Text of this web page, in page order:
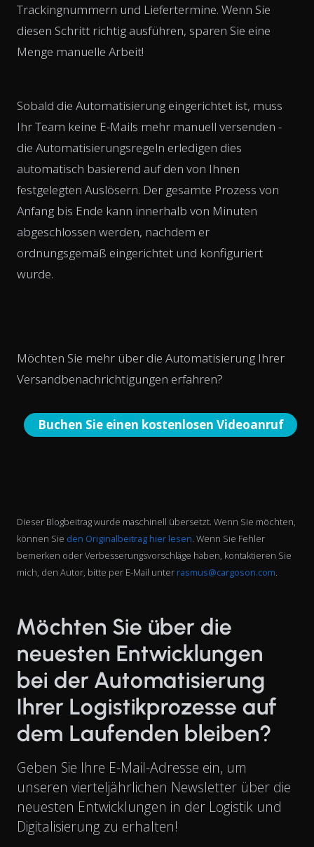
Trackingnummern und Liefertermine. Wenn Sie
diesen Schritt richtig ausführen, sparen Sie eine
Menge manuelle Arbeit!
Sobald die Automatisierung eingerichtet ist, muss
Ihr Team keine E-Mails mehr manuell versenden -
die Automatisierungsregeln erledigen dies
automatisch basierend auf den von Ihnen
festgelegten Auslösern. Der gesamte Prozess von
Anfang bis Ende kann innerhalb von Minuten
abgeschlossen werden, nachdem er
ordnungsgemäß eingerichtet und konfiguriert
wurde.
Möchten Sie mehr über die Automatisierung Ihrer
Versandbenachrichtigungen erfahren?
Buchen Sie einen kostenlosen Videoanruf
Dieser Blogbeitrag wurde maschinell übersetzt. Wenn Sie möchten,
können Sie den Originalbeitrag hier lesen . Wenn Sie Fehler
bemerken oder Verbesserungsvorschläge haben, kontaktieren Sie
mich, den Autor, bitte per E-Mail unter rasmus@cargoson.com
Möchten Sie über die
neuesten Entwicklungen
bei der Automatisierung
Ihrer Logistikprozesse auf
dem Laufenden bleiben?
Geben Sie Ihre E-Mail-Adresse ein, um
unseren vierteljährlichen Newsletter über die
neuesten Entwicklungen in der Logistik und
Digitalisierung zu erhalten!